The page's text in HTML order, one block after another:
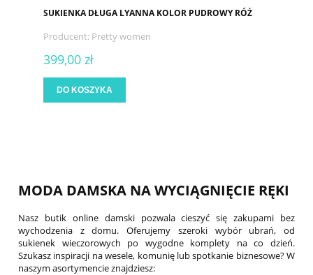
SUKIENKA DŁUGA LYANNA KOLOR PUDROWY RÓŻ
Producent: Pretty women
399,00 zł
DO KOSZYKA
MODA DAMSKA NA WYCIĄGNIĘCIE RĘKI
Nasz butik online damski pozwala cieszyć się zakupami bez
wychodzenia z domu. Oferujemy szeroki wybór ubrań, od
sukienek wieczorowych po wygodne komplety na co dzień.
Szukasz inspiracji na wesele, komunię lub spotkanie biznesowe? W
naszym asortymencie znajdziesz: